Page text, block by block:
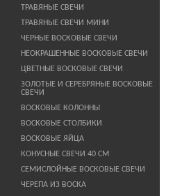
ТРАВЯНЫЕ СВЕЧИ
ТРАВЯНЫЕ СВЕЧИ МИНИ
ЧЕРНЫЕ ВОСКОВЫЕ СВЕЧИ
НЕОКРАШЕННЫЕ ВОСКОВЫЕ СВЕЧИ
ЦВЕТНЫЕ ВОСКОВЫЕ СВЕЧИ
ЗОЛОТЫЕ И СЕРЕБРЯНЫЕ ВОСКОВЫЕ
СВЕЧИ
ВОСКОВЫЕ КОЛОННЫ
ВОСКОВЫЕ СТОЛБИКИ
ВОСКОВЫЕ ЯЙЦА
КОНУСНЫЕ СВЕЧИ 40 СМ
СЕМИСЛОЙНЫЕ ВОСКОВЫЕ СВЕЧИ
ЧЕРЕПА ИЗ ВОСКА